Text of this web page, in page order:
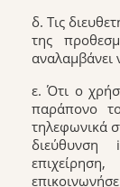
δ. Τις
της
ε. Ότι ο
παράπονο
τηλεφωνικά
διεύθυνση